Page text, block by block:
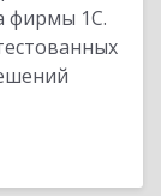
фирмы 1С.